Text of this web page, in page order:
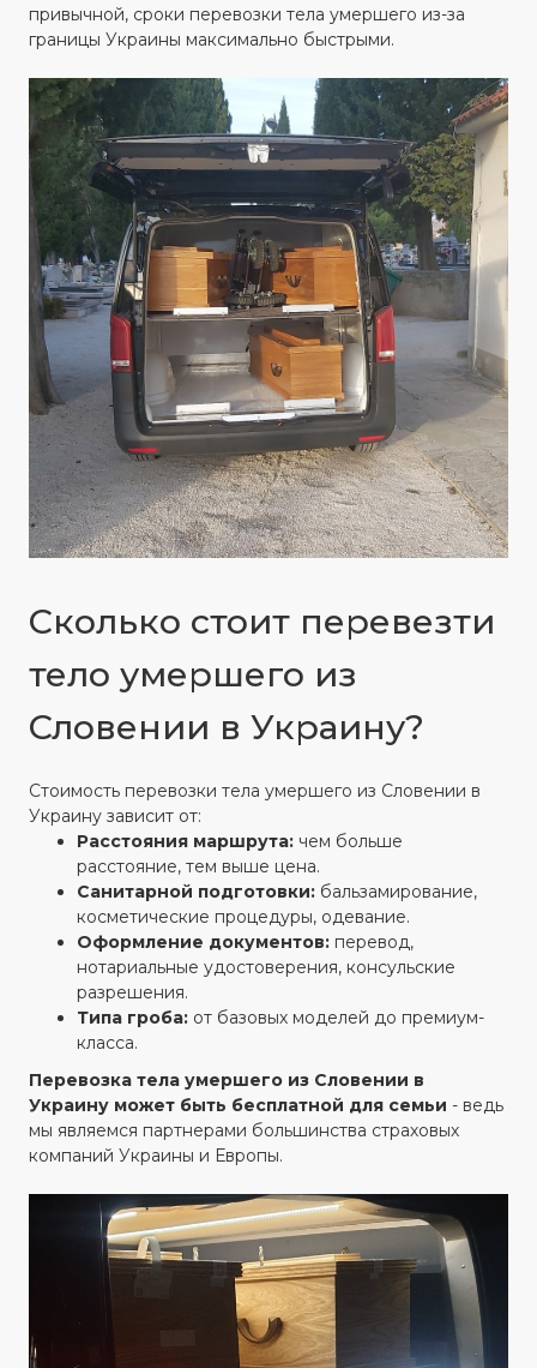
привычной, сроки перевозки тела умершего из-за
границы Украины максимально быстрыми.
Сколько стоит перевезти
тело умершего из
Словении в Украину?
Стоимость перевозки тела умершего из Словении в
Украину зависит от:
Расстояния маршрута:чем больше
расстояние, тем выше цена.
Санитарной подготовки:бальзамирование,
косметические процедуры, одевание.
Оформление документов:перевод,
нотариальные удостоверения, консульские
разрешения.
Типа гроба:от базовых моделей до премиум-
класса.
Перевозка тела умершего из Словении в
Украину может быть бесплатной для семьи - ведь
мы являемся партнерами большинства страховых
компаний Украины и Европы.